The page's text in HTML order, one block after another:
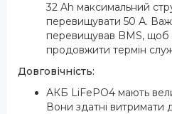
32 Ah максимальний
перевищувати 50 А.
перевищував BMS, щоб
продовжити термін
Довговічність:
АКБ LiFePO4 мають
Вони здатні витримати